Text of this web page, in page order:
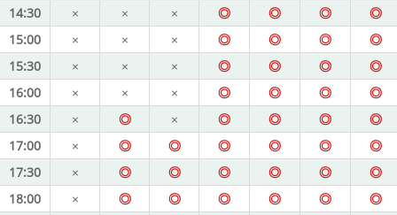
14:30
× × × ◎ ◎ ◎
◎
15:00
× × × ◎ ◎ ◎
◎
15:30
× × × ◎ ◎ ◎
◎
16:00
× × × ◎ ◎ ◎
◎
16:30
× ◎ × ◎ ◎ ◎
◎
17:00
× ◎ ◎ ◎ ◎ ◎
◎
17:30
× ◎ ◎ ◎ ◎ ◎
◎
18:00
× ◎ ◎ ◎ ◎ ◎
◎